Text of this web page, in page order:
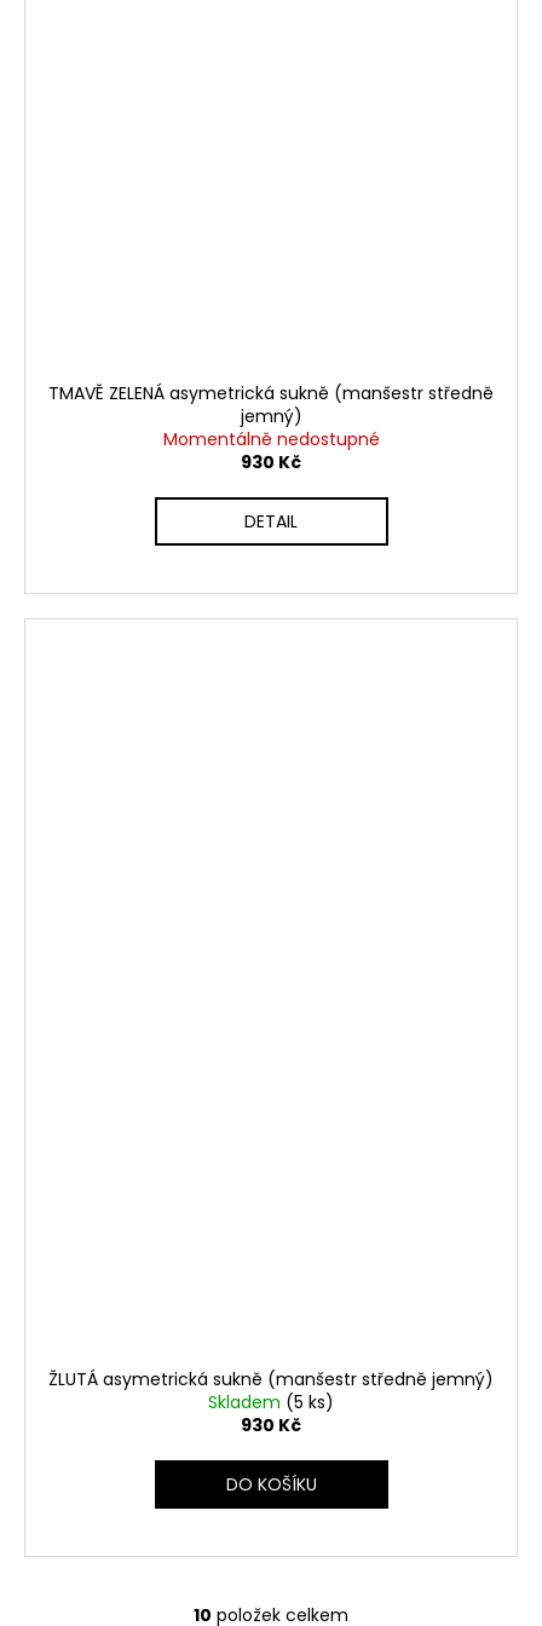
TMAVĚ ZELENÁ asymetrická sukně (manšestr středně
jemný)
Momentálně nedostupné
930 Kč
DETAIL
ŽLUTÁ asymetrická sukně (manšestr středně jemný)
Skladem (5 ks)
930 Kč
DO KOŠÍKU
10 položek celkem